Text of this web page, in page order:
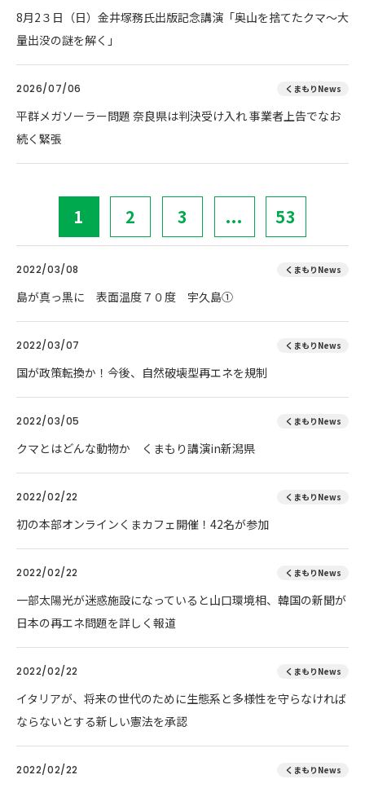
8月2３日（日）金井塚務氏出版記念講演「奥山を捨てたクマ～大
量出没の謎を解く」
2026/07/06 くまもりNews
平群メガソーラー問題 奈良県は判決受け入れ 事業者上告でなお
続く緊張
1 2 3 ... 53
2022/03/08 くまもりNews
島が真っ黒に 表面温度７０度 宇久島①
2022/03/07 くまもりNews
国が政策転換か！今後、自然破壊型再エネを規制
2022/03/05 くまもりNews
クマとはどんな動物か くまもり講演in新潟県
2022/02/22 くまもりNews
初の本部オンラインくまカフェ開催！42名が参加
2022/02/22 くまもりNews
一部太陽光が迷惑施設になっていると山口環境相、韓国の新聞が
日本の再エネ問題を詳しく報道
2022/02/22 くまもりNews
イタリアが、将来の世代のために生態系と多様性を守らなければ
ならないとする新しい憲法を承認
2022/02/22 くまもりNews